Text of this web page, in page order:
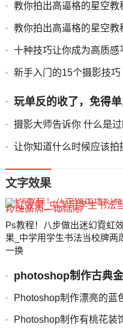
教你拍出高逼格的星空教
教你拍出高逼格的星空教
十种技巧让你成为高质感
新手入门的15个摄影技巧
玩单反的收了，免得
摄影大师告诉你 什么是
让你知道什么时候应该拍
文字效果
Ps教程！八步做出迷幻霓虹
果_中学用学生书法当校牌两
一换
photoshop制作古典
Photoshop制作漂亮的蓝
Photoshop制作有桃花装